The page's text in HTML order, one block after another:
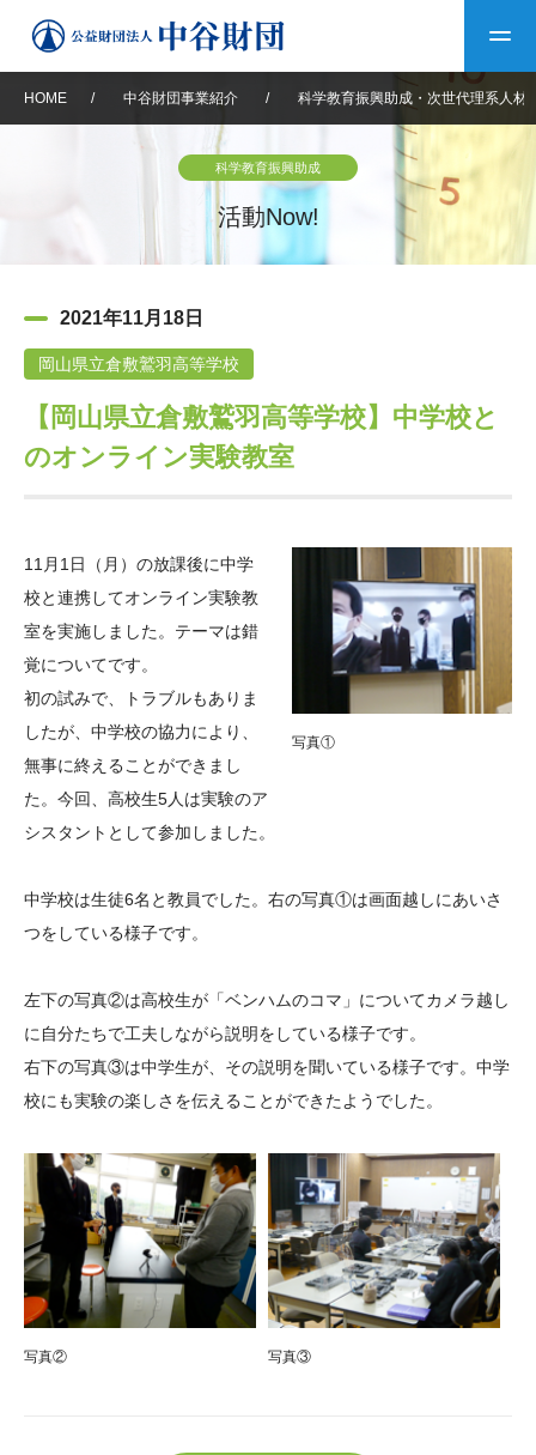
中谷財団について
設立趣意書
沿革 40年史デジタルブック
中谷財団40年史
役員・評議員 公開情報
年報一覧 中谷財団レポート
中谷財団事業紹介
神戸賞 長期大型研究助成
大学院生奨学金
国際学生交流プログラ
科学教育振興助成・
次世代理系人材育成プ
ログラム助成
中谷財団動画紹介
その他情報
アクセス よくあるご質問
サイトマップ 中谷財団アーカイブ
日本語 English マイページ
HOME / 中谷財団事業紹介 / 科学教育振興助成・次世代理系人材
科学教育振興助成
活動Now!
2021年11月18日
岡山県立倉敷鷲羽高等学校
【岡山県立倉敷鷲羽高等学校】中学校と
のオンライン実験教室
写真①
11月1日（月）の放課後に中学
校と連携してオンライン実験教
室を実施しました。テーマは錯
覚についてです。
初の試みで、トラブルもありま
したが、中学校の協力により、
無事に終えることができまし
た。今回、高校生5人は実験のア
シスタントとして参加しました。
中学校は生徒6名と教員でした。右の写真①は画面越しにあいさ
つをしている様子です。
左下の写真②は高校生が「ベンハムのコマ」についてカメラ越し
に自分たちで工夫しながら説明をしている様子です。
右下の写真③は中学生が、その説明を聞いている様子です。中学
校にも実験の楽しさを伝えることができたようでした。
写真② 写真③